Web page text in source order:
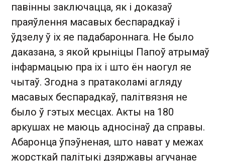
павінны заключацца, як і доказаў
праяўлення масавых беспарадкаў і
ўдзелу ў іх яе падабароннага. Не было
даказана, з якой крыніцы Папоў атрымаў
інфармацыю пра іх і што ён наогул яе
чытаў. Згодна з пратаколамі агляду
масавых беспарадкаў, палітвязня не
было ў гэтых месцах. Акты на 180
аркушах не маюць адносінаў да справы.
Абаронца ўпэўненая, што нават у межах
жорсткай палітыкі дзяржавы агучанае